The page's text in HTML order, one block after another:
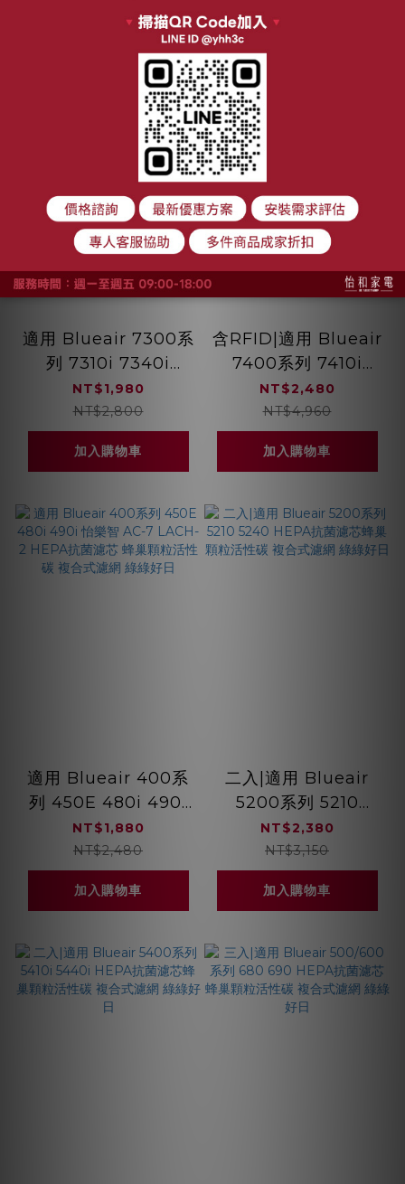
加入購物車
適用 Blueair 7300系
列 7310i 7340i
HEPA抗菌濾芯 蜂巢
顆粒活性碳 複合式濾
網 綠綠好日
NT$1,980
NT$2,800
加入購物車
含RFID|適用 Blueair
7400系列 7410i
7440i 7470i 複合式
HEPA抗菌濾芯濾網
綠綠好日
NT$2,480
NT$4,960
加入購物車
適用 Blueair 400系
列 450E 480i 490i
怡樂智 AC-7 LACH-
2 HEPA抗菌濾芯 蜂
巢顆粒活性碳 複合式
濾網 綠綠好日
NT$1,880
NT$2,480
加入購物車
二入|適用 Blueair
5200系列 5210
5240 HEPA抗菌濾芯
蜂巢顆粒活性碳 複合
式濾網 綠綠好日
NT$2,380
NT$3,150
加入購物車